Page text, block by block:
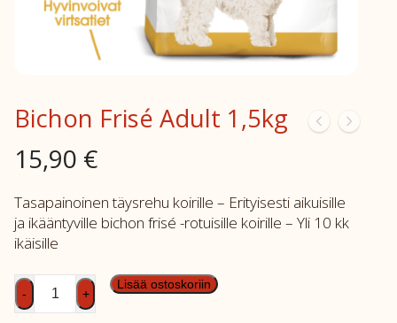
Bichon Frisé Adult 1,5kg
15,90 €
Tasapainoinen täysrehu koirille – Erityisesti aikuisille
ja ikääntyville bichon frisé -rotuisille koirille – Yli 10 kk
ikäisille
Bichon
Frisé
- +
Lisää ostoskoriin